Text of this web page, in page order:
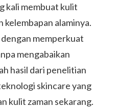
kali membuat kulit
kelembapan alaminya.
memperkuat
mengabaikan
hasil dari penelitian
skincare yang
kulit zaman sekarang.